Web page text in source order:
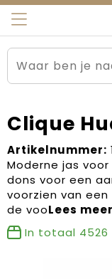
Sportkleding
Werkkleding
Kleding en
Tassen
Beurs en
Carnaval
Dag van de
Kerstartikelen
Arnauld
Ons team
Contact
Blogs
Clique
Artikelnummer:
Moderne jas
dons voor een
voorzien van
de voo
In totaal 4526